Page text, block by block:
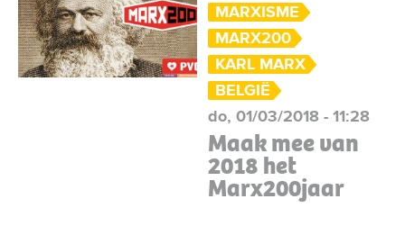
MARXISME
MARX200
KARL MARX
BELGIË
do, 01/03/2018 - 11:28
Maak mee van
2018 het
Marx200jaar